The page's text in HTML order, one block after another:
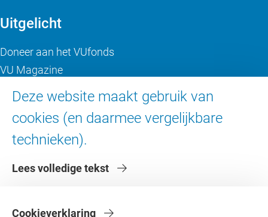
Deze website maakt gebruik van
cookies (en daarmee vergelijkbare
technieken).
Lees volledige tekst
Cookieverklaring
Uitgelicht
Doneer aan het VUfonds
VU Magazine
Over de VU
Contact en route
Faculteiten